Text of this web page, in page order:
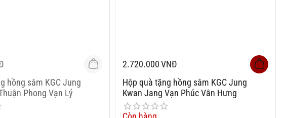
hồng sâm KGC Jung
Phong Vạn Lý
2.720.000VNĐ
Hộp quà tặng hồng sâm KGC Jung
Kwan Jang Vạn Phúc Vân Hưng